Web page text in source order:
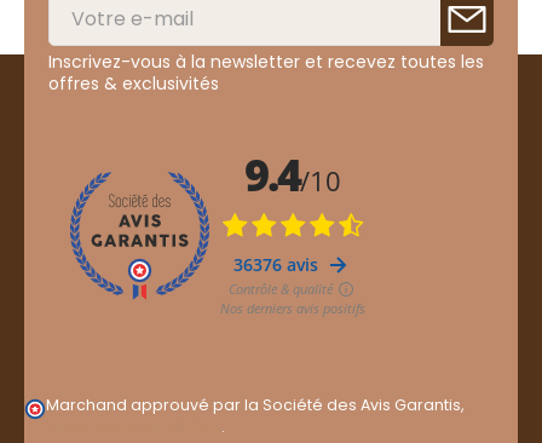
Inscrivez-vous à la newsletter et recevez toutes les
offres & exclusivités
Marchand approuvé par la Société des Avis Garantis,
.